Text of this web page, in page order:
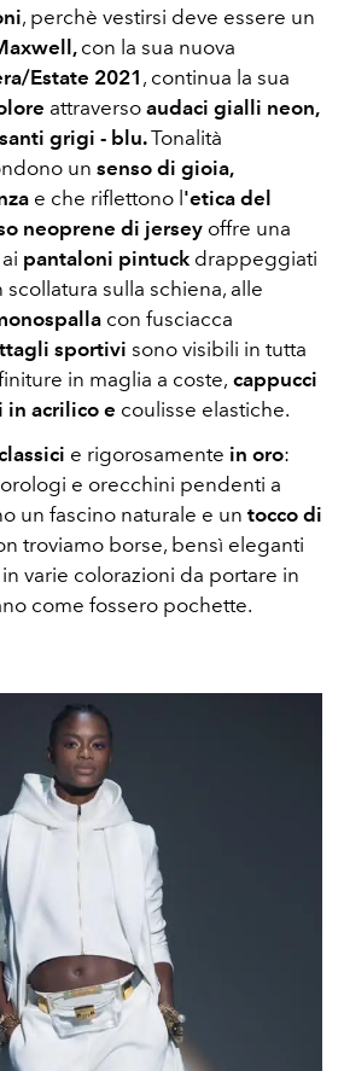
, perchè vestirsi deve essere un
con la sua nuova
Estate 2021 , continua la sua
attraverso audaci gialli neon,
grigi - blu.Tonalità
un senso di gioia,
e che riflettono l'etica del
neoprene di jersey offre una
pantaloni pintuck drappeggiati
scollatura sulla schiena, alle
con fusciacca
sportivi sono visibili in tutta
in maglia a coste, cappucci
in acrilico e coulisse elastiche.
e rigorosamente in oro:
e orecchini pendenti a
un fascino naturale e un tocco di
troviamo borse, bensì eleganti
in varie colorazioni da portare in
come fossero pochette.